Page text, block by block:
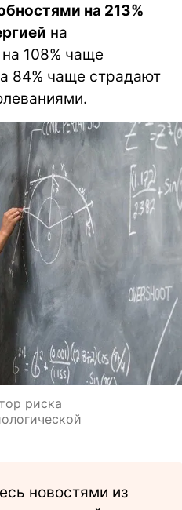
на 213%
на
108% чаще
84% чаще страдают
риска
новостями из